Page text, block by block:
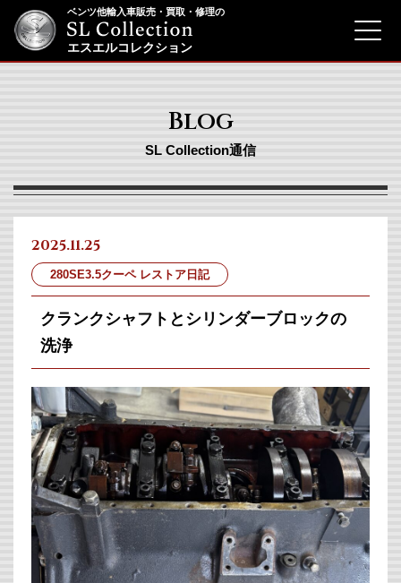
ベンツ他輸入車販売・買取・修理の
エスエルコレクション
Blog
SL Collection通信
2025.11.25
280SE3.5クーペ レストア日記
クランクシャフトとシリンダーブロックの
洗浄